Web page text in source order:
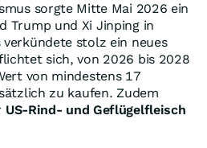
sorgte Mitte Mai 2026 ein
Trump und Xi Jinping in
verkündete stolz ein neues
sich, von 2026 bis 2028
von mindestens 17
zu kaufen. Zudem
US-Rind- und Geflügelfleisch